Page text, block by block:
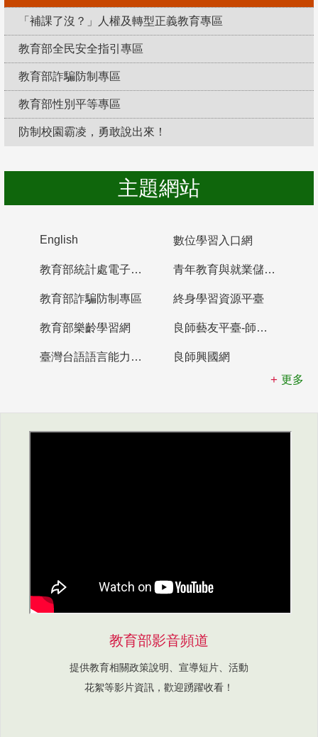
「補課了沒？」人權及轉型正義教育專區
教育部全民安全指引專區
教育部詐騙防制專區
教育部性別平等專區
防制校園霸凌，勇敢說出來！
主題網站
English 數位學習入口網
教育部統計處電子書櫃 青年教育與就業儲蓄帳戶
教育部詐騙防制專區 終身學習資源平臺
教育部樂齡學習網 良師藝友平臺-師資培育整合平臺
臺灣台語語言能力認證網站
良師興國網
更多
教育部影音頻道
提供教育相關政策說明、宣導短片、活動
花絮等影片資訊，歡迎踴躍收看！